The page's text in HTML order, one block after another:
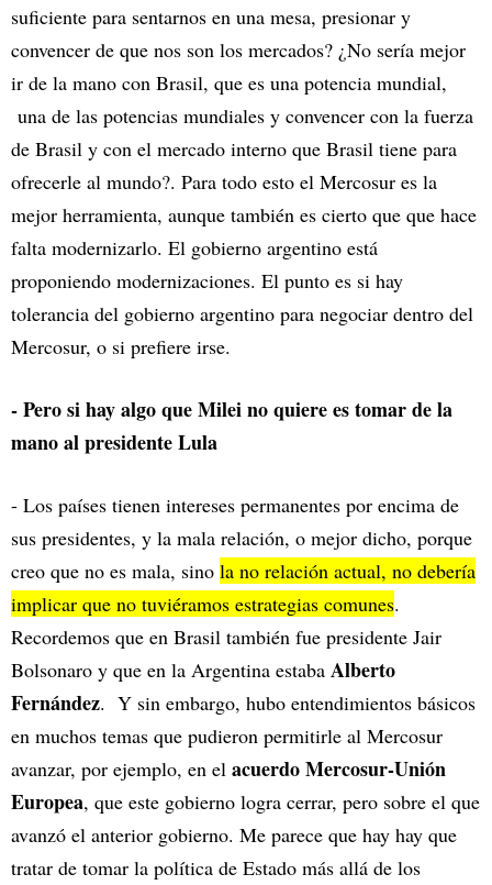
suficiente para sentarnos en una mesa, presionar y
convencer de que nos son los mercados? ¿No sería mejor
ir de la mano con Brasil, que es una potencia mundial,
una de las potencias mundiales y convencer con la fuerza
de Brasil y con el mercado interno que Brasil tiene para
ofrecerle al mundo?. Para todo esto el Mercosur es la
mejor herramienta, aunque también es cierto que que hace
falta modernizarlo. El gobierno argentino está
proponiendo modernizaciones. El punto es si hay
tolerancia del gobierno argentino para negociar dentro del
Mercosur, o si prefiere irse.
- Pero si hay algo que Milei no quiere es tomar de la
mano al presidente Lula
- Los países tienen intereses permanentes por encima de
sus presidentes, y la mala relación, o mejor dicho, porque
creo que no es mala, sino la no relación actual, no debería
implicar que no tuviéramos estrategias comunes.
Recordemos que en Brasil también fue presidente Jair
Bolsonaro y que en la Argentina estaba Alberto
Fernández. Y sin embargo, hubo entendimientos básicos
en muchos temas que pudieron permitirle al Mercosur
avanzar, por ejemplo, en el acuerdo Mercosur-Unión
Europea, que este gobierno logra cerrar, pero sobre el que
avanzó el anterior gobierno. Me parece que hay hay que
tratar de tomar la política de Estado más allá de los